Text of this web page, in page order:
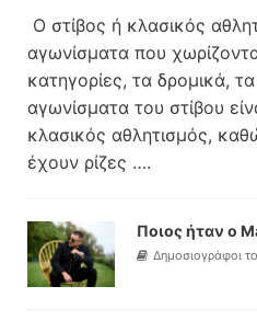
Ο στίβος ή κλασικός
αγωνίσματα που
κατηγορίες, τα δρομικά, τα
αγωνίσματα του στίβου
κλασικός αθλητισμός,
έχουν ρίζες ….
Ποιος ήταν ο
Δημοσιογράφοι